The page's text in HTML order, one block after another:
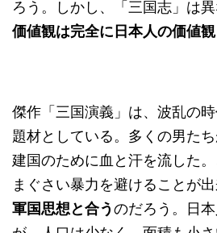
ろう。しかし、「三国志」は異
価値観は完全に日本人の価値
傑作「三国演義」は、波乱の
題材としている。多くの男たち
建国のために血と汗を流した
まぐさい暴力を避けることが
軍国思想と合うのだろう。日